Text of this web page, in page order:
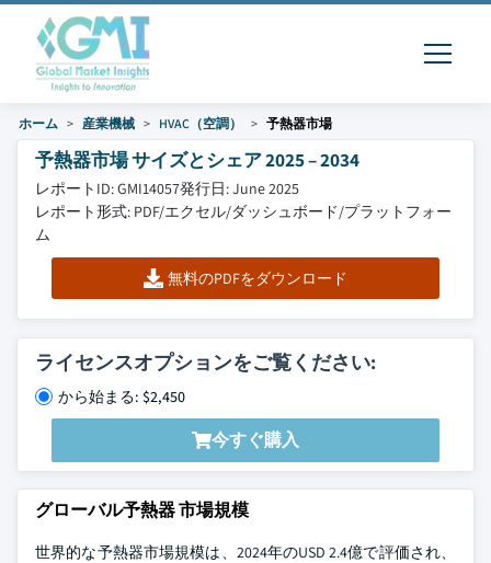
ホーム 産業機械 HVAC（空調） 予熱器市場
予熱器市場 サイズとシェア 2025 – 2034
レポートID: GMI14057発行日: June 2025
レポート形式: PDF/エクセル/ダッシュボード/プラットフォー
ム
無料のPDFをダウンロード
ライセンスオプションをご覧ください:
から始まる: $2,450
今すぐ購入
グローバル予熱器 市場規模
世界的な予熱器市場規模は、2024年のUSD 2.4億で評価され、